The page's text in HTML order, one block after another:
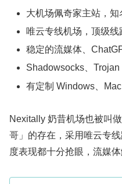
大机场佩奇家主站，
唯云专线机场，顶级
稳定的流媒体、
Shadowsocks、
有定制 Windows、
Nexitally 奶昔机场也被叫
哥」的存在，采用唯云专
度表现都十分抢眼，流媒体